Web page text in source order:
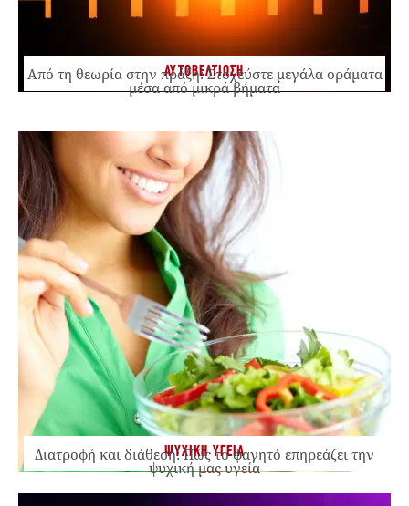
ΑΥΤΟΒΕΛΤΙΩΣΗ
Από τη θεωρία στην πράξη: Στοχεύστε μεγάλα οράματα
μέσα από μικρά βήματα
ΨΥΧΙΚΗ ΥΓΕΙΑ
Διατροφή και διάθεση: Πώς το φαγητό επηρεάζει την
ψυχική μας υγεία